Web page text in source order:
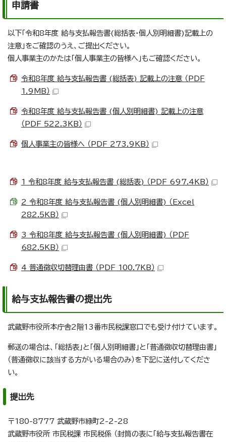
申請書
以下「令和8年度 給与支払報告書(総括表・個人別明細書)記載上の
注意」をご確認のうえ、ご提出ください。
個人事業主のかたは「個人事業主の皆様へ」もご確認ください。
令和8年度 給与支払報告書 (総括表) 記載上の注意 （PDF
1.9MB）
令和8年度 給与支払報告書 (個人別明細書) 記載上の注意
（PDF 522.3KB）
個人事業主の皆様へ （PDF 273.9KB）
1 令和8年度 給与支払報告書 (総括表) （PDF 697.4KB）
2 令和8年度 給与支払報告書 (個人別明細書) （Excel
282.5KB）
3 令和8年度 給与支払報告書 (個人別明細書) （PDF
682.5KB）
4 普通徴収切替理由書 （PDF 100.7KB）
給与支払報告書の提出先
武蔵野市役所本庁舎2階13番市民税課窓口でも受け付けています。
郵送の場合は、「総括表」と「個人別明細書」と「普通徴収切替理由書」
（普通徴収に該当する方がいる場合のみ）を下記に送付してくださ
い。
提出先
〒180-8777 武蔵野市緑町2-2-28
武蔵野市役所 市民税課 市民税係 （封筒の表に「給与支払報告書在